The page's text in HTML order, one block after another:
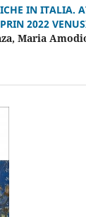
IN ITALIA.
2022
Maria